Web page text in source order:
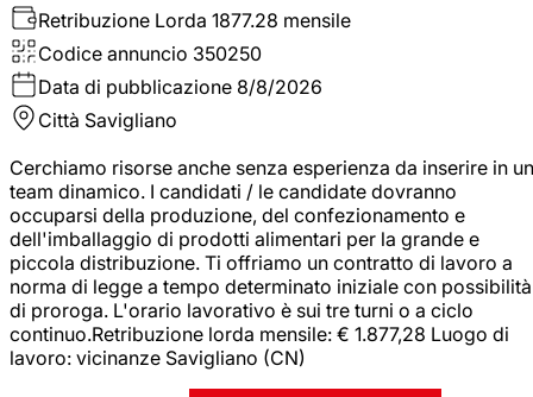
Retribuzione Lorda 1877.28 mensile
Codice annuncio 350250
Data di pubblicazione 8/8/2026
Città Savigliano
Cerchiamo risorse anche senza esperienza da inserire in un
team dinamico. I candidati / le candidate dovranno
occuparsi della produzione, del confezionamento e
dell'imballaggio di prodotti alimentari per la grande e
piccola distribuzione. Ti offriamo un contratto di lavoro a
norma di legge a tempo determinato iniziale con possibilità
di proroga. L'orario lavorativo è sui tre turni o a ciclo
continuo.Retribuzione lorda mensile: € 1.877,28 Luogo di
lavoro: vicinanze Savigliano (CN)